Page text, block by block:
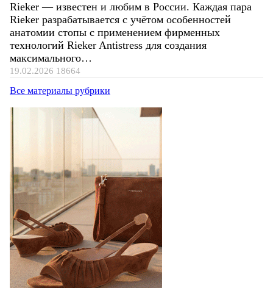
Rieker — известен и любим в России. Каждая пара
Rieker разрабатывается с учётом особенностей
анатомии стопы с применением фирменных
технологий Rieker Antistress для создания
максимального…
19.02.2026 18664
Все материалы рубрики